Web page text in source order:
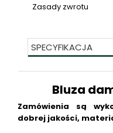
Zasady zwrotu
SPECYFIKACJA
Bluza
Zamówienia są
dobrej jakości,